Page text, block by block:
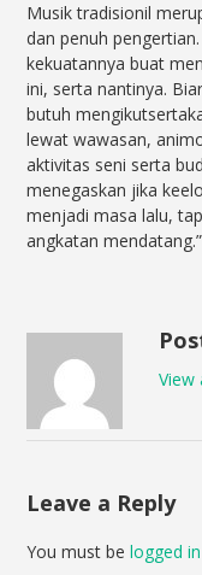
Musik tradisionil
dan penuh
kekuatannya buat
ini, serta nantinya.
butuh
lewat wawasan,
aktivitas seni serta
menegaskan jika
menjadi masa lalu,
angkatan
View
Leave a Reply
You must belogged in